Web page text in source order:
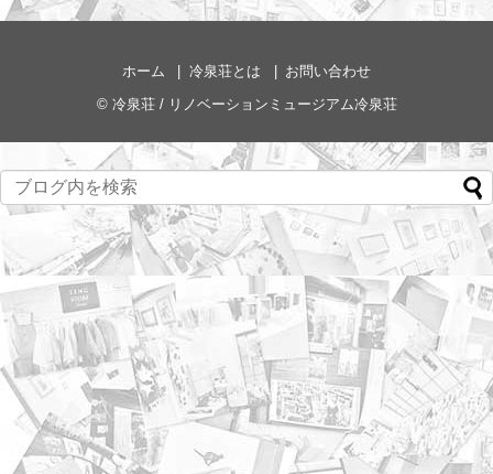
ホーム 冷泉荘とは
お問い合わせ
© 冷泉荘 / リノベーションミュージアム冷泉荘